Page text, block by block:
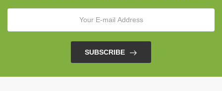
SUBSCRIBE